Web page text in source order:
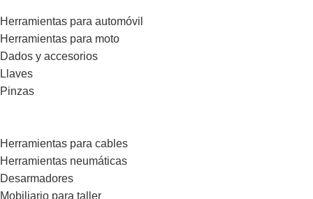
Herramientas para automóvil
Herramientas para moto
Dados y accesorios
Llaves
Pinzas
Herramientas para cables
Herramientas neumáticas
Desarmadores
Mobiliario para taller